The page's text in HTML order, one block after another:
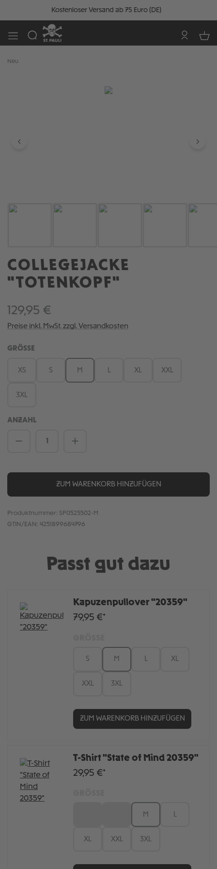
Kostenloser Versand ab 75 Euro (DE)
Neu
COLLEGEJACKE
"TOTENKOPF"
129,95 €
Preise inkl. MwSt. zzgl. Versandkosten
GRÖSSE
XS S M XL XXL
3XL
ANZAHL
Produkt Anzahl: Gib den gewünschten
ZUM WARENKORB HINZUFÜGEN
Produktnummer: SP0525502-M
GTIN/EAN: 4251899684796
Passt gut dazu
Kapuzenpullover "20359"
79,95 €*
S M L XL
XXL 3XL
ZUM WARENKORB HINZUFÜGEN
T-Shirt "State of Mind 20359"
29,95 €*
M
XL XXL 3XL